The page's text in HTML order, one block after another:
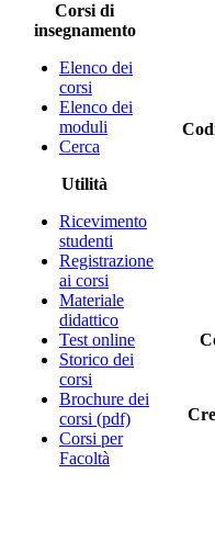
Corsi di
insegnamento
Elenco dei
corsi
Elenco dei
moduli
Cerca
Utilità
Ricevimento
studenti
Registrazione
ai corsi
Materiale
didattico
Test online
Storico dei
corsi
Brochure dei
corsi (pdf)
Corsi per
Facoltà